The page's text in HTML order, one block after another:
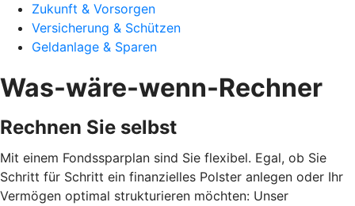
Zukunft & Vorsorgen
Versicherung & Schützen
Geldanlage & Sparen
Was-wäre-wenn-Rechner
Rechnen Sie selbst
Mit einem Fondssparplan sind Sie flexibel. Egal, ob Sie
Schritt für Schritt ein finanzielles Polster anlegen oder Ihr
Vermögen optimal strukturieren möchten: Unser